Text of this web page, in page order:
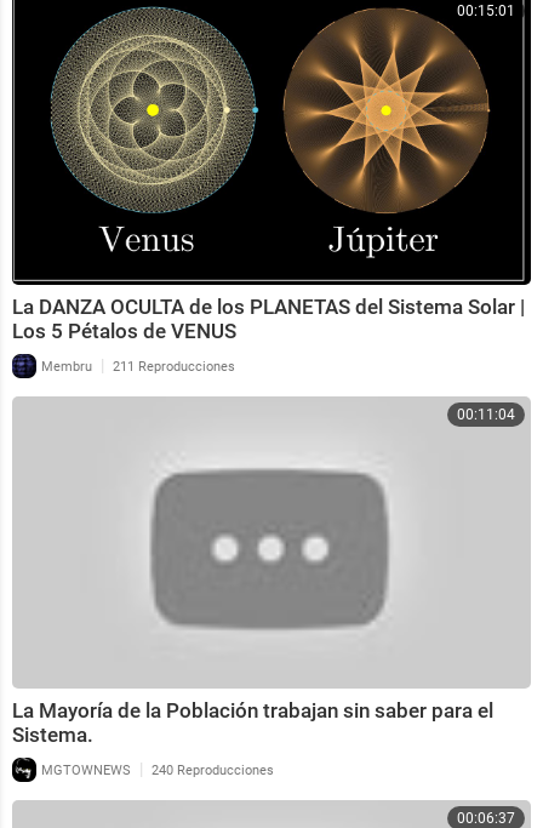
00:15:01
La DANZA OCULTA de los PLANETAS del Sistema Solar |
Los 5 Pétalos de VENUS
Membru | 211 Reproducciones
00:11:04
La Mayoría de la Población trabajan sin saber para el
Sistema.
MGTOWNEWS | 240 Reproducciones
00:06:37